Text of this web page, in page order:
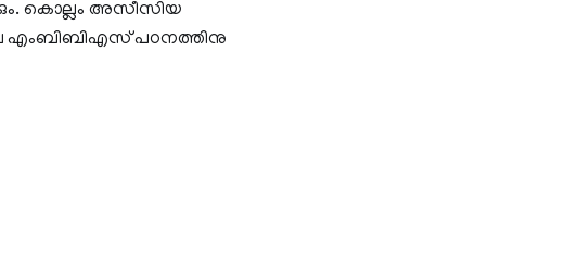
കൊല്ലം അസീസിയ
എംബിബിഎസ് പഠനത്തിനു